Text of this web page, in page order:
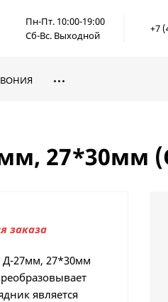
Пн-Пт. 10:00-19:00
Сб-Вс. Выходной
+7
27*30мм
заказа
Д-27мм, 27*30мм
является